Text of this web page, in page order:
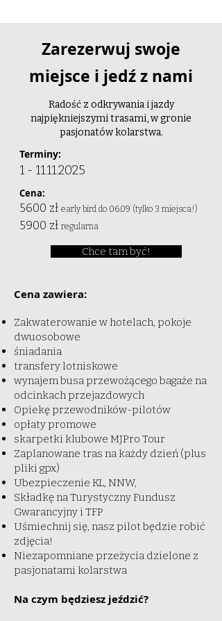
Zarezerwuj swoje
miejsce i jedź z nami
Radość z odkrywania i jazdy
najpiękniejszymi trasami, w gronie
pasjonatów kolarstwa.
Terminy:
1 - 11.11.2025
Cena:
5600 zł early bird do 06.09 (tylko 3 miejsca!)
5900 zł regularna
Chce tam być!
Cena zawiera:
Zakwaterowanie w hotelach, pokoje
dwuosobowe
śniadania
transfery lotniskowe
wynajem busa przewożącego bagaże na
odcinkach przejazdowych
Opiekę przewodników-pilotów
opłaty promowe
skarpetki klubowe MJPro Tour
Zaplanowane tras na każdy dzień (plus
pliki gpx)
Ubezpieczenie KL, NNW,
Składkę na Turystyczny Fundusz
Gwarancyjny i TFP
Uśmiechnij się, nasz pilot będzie robić
zdjęcia!
Niezapomniane przeżycia dzielone z
pasjonatami kolarstwa
Na czym będziesz jeździć?